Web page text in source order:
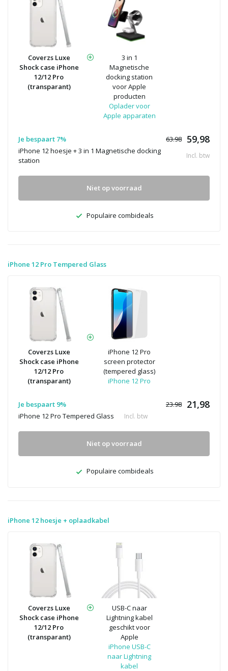
Coverzs Luxe
Shock case iPhone
12/12 Pro
(transparant)
3 in 1
Magnetische
docking station
voor Apple
producten
Oplader voor
Apple apparaten
Je bespaart 7% 63.98 59,98
iPhone 12 hoesje + 3 in 1 Magnetische docking
station
Incl. btw
Niet op voorraad
Populaire combideals
iPhone 12 Pro Tempered Glass
Coverzs Luxe
Shock case iPhone
12/12 Pro
(transparant)
iPhone 12 Pro
screen protector
(tempered glass)
iPhone 12 Pro
Je bespaart 9% 23.98 21,98
iPhone 12 Pro Tempered Glass Incl. btw
Niet op voorraad
Populaire combideals
iPhone 12 hoesje + oplaadkabel
Coverzs Luxe
Shock case iPhone
12/12 Pro
(transparant)
USB-C naar
Lightning kabel
geschikt voor
Apple
iPhone USB-C
naar Lightning
kabel